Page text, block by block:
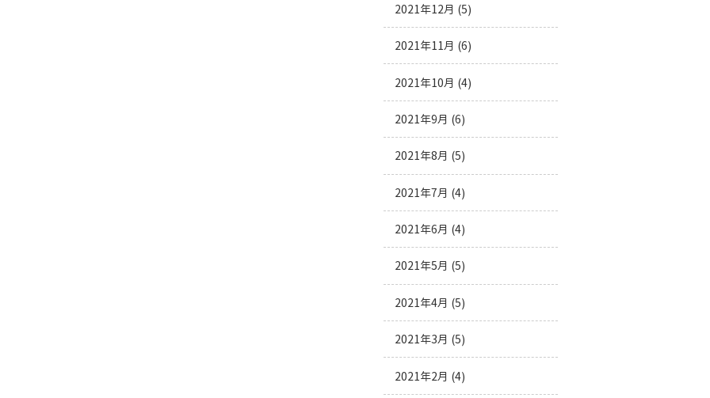
2021年12月 (5)
2021年11月 (6)
2021年10月 (4)
2021年9月 (6)
2021年8月 (5)
2021年7月 (4)
2021年6月 (4)
2021年5月 (5)
2021年4月 (5)
2021年3月 (5)
2021年2月 (4)